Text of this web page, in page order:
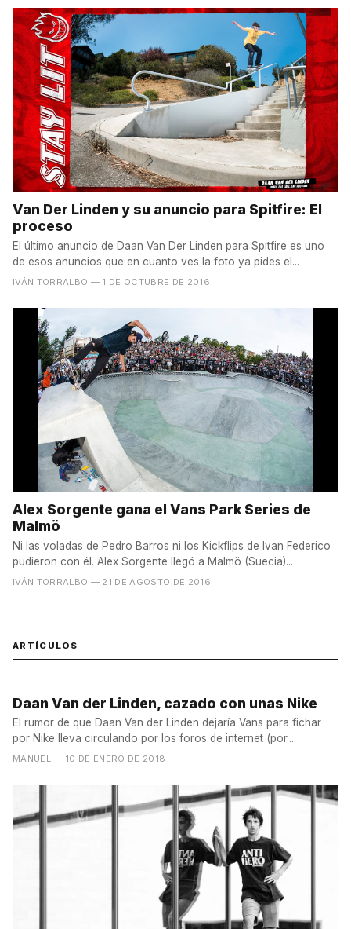
Van Der Linden y su anuncio para Spitfire: El
proceso
El último anuncio de Daan Van Der Linden para Spitfire es uno
de esos anuncios que en cuanto ves la foto ya pides el...
IVÁN TORRALBO — 1 DE OCTUBRE DE 2016
Alex Sorgente gana el Vans Park Series de
Malmö
Ni las voladas de Pedro Barros ni los Kickflips de Ivan Federico
pudieron con él. Alex Sorgente llegó a Malmö (Suecia)...
IVÁN TORRALBO — 21 DE AGOSTO DE 2016
ARTÍCULOS
Daan Van der Linden, cazado con unas Nike
El rumor de que Daan Van der Linden dejaría Vans para fichar
por Nike lleva circulando por los foros de internet (por...
MANUEL — 10 DE ENERO DE 2018